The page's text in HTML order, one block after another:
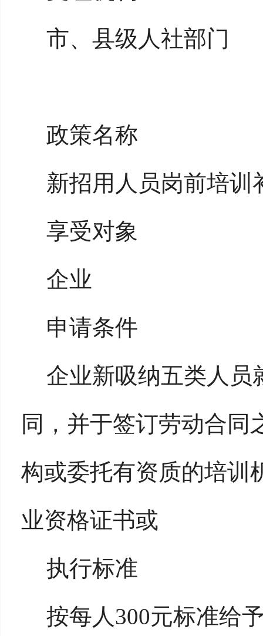
市、县级人社部门
政策名称
新招用人员岗前培训
享受对象
企业
申请条件
企业新吸纳五类人员
同，并于签订劳动合同
构或委托有资质的培训
业资格证书或
执行标准
按每人300元标准给